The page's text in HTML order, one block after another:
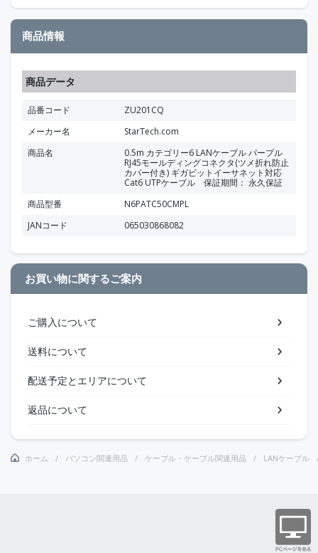
商品情報
商品データ
品番コード
ZU201CQ
メーカー名
StarTech.com
商品名
0.5m カテゴリー6 LANケーブル パープル
RJ45モールディングコネクタ(ツメ折れ防止
カバー付き) ギガビットイーサネット対応
Cat6 UTPケーブル 保証期間： 永久保証
商品型番
N6PATC50CMPL
JANコード
065030868082
お買い物に関するご案内
ご購入について
送料について
配送予定とエリアについて
返品について
ホーム パソコン関連用品 ケーブル・ケーブル関連用品 LANケーブル